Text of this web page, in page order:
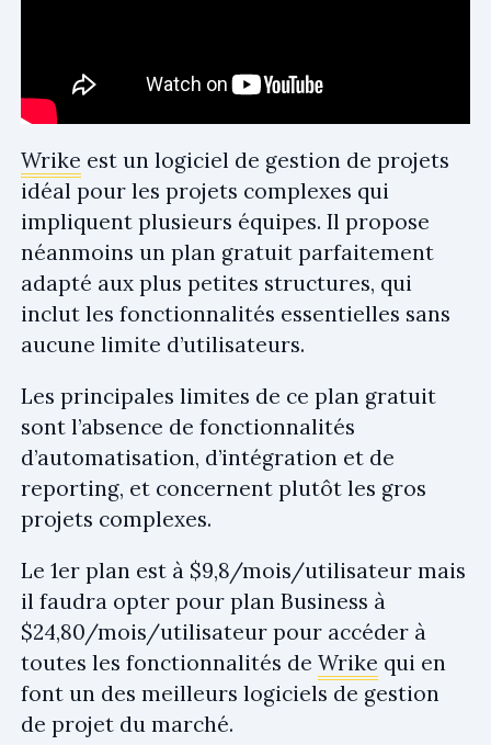
Wrike est un logiciel de gestion de projets
idéal pour les projets complexes qui
impliquent plusieurs équipes. Il propose
néanmoins un plan gratuit parfaitement
adapté aux plus petites structures, qui
inclut les fonctionnalités essentielles sans
aucune limite d’utilisateurs.
Les principales limites de ce plan gratuit
sont l’absence de fonctionnalités
d’automatisation, d’intégration et de
reporting, et concernent plutôt les gros
projets complexes.
Le 1er plan est à $9,8/mois/utilisateur mais
il faudra opter pour plan Business à
$24,80/mois/utilisateur pour accéder à
toutes les fonctionnalités de Wrike qui en
font un des meilleurs logiciels de gestion
de projet du marché.